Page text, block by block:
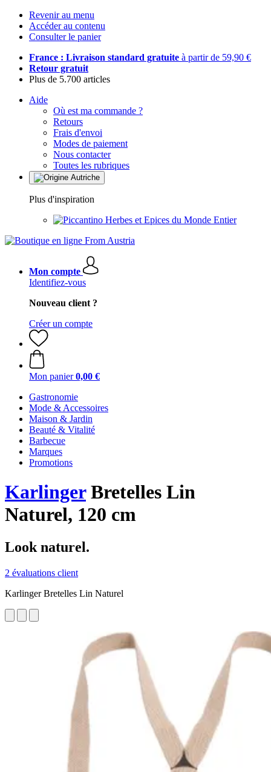
Revenir au menu
Accéder au contenu
Consulter le panier
France : Livraison standard gratuite à partir de 59,90 €
Retour gratuit
Plus de 5.700 articles
Aide
Où est ma commande ?
Retours
Frais d'envoi
Modes de paiement
Nous contacter
Toutes les rubriques
Plus d'inspiration
Herbes et Epices du Monde Entier
Mon compte
Identifiez-vous
Nouveau client ?
Créer un compte
Mon panier 0,00 €
Gastronomie
Mode & Accessoires
Maison & Jardin
Beauté & Vitalité
Barbecue
Marques
Promotions
KarlingerBretelles Lin
Naturel, 120 cm
Look naturel.
2 évaluations client
Karlinger Bretelles Lin Naturel